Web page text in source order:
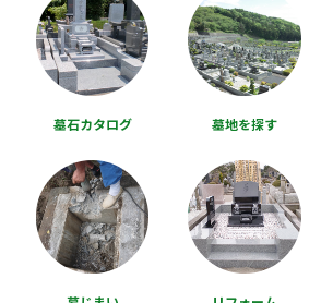
墓石カタログ 墓地を探す